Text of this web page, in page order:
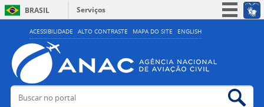
ACESSIBILIDADE ALTO CONTRASTE MAPA DO SITE ENGLISH
BRASIL
Serviços
Simplifique!
Acesso à informação
Legislação
Buscar no portal